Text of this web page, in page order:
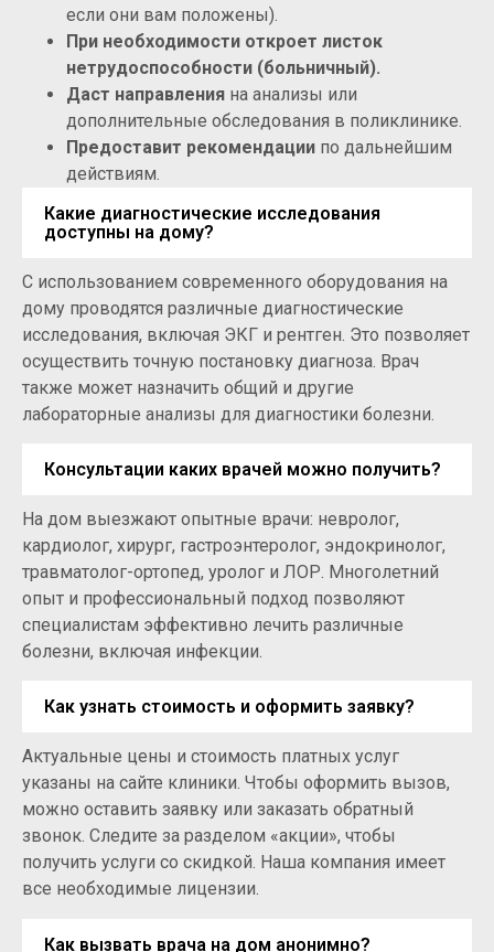
если они вам положены).
При необходимости откроет листок
нетрудоспособности (больничный).
Даст направления на анализы или
дополнительные обследования в поликлинике.
Предоставит рекомендации по дальнейшим
действиям.
Какие диагностические исследования
доступны на дому?
С использованием современного оборудования на
дому проводятся различные диагностические
исследования, включая ЭКГ и рентген. Это позволяет
осуществить точную постановку диагноза. Врач
также может назначить общий и другие
лабораторные анализы для диагностики болезни.
Консультации каких врачей можно получить?
На дом выезжают опытные врачи: невролог,
кардиолог, хирург, гастроэнтеролог, эндокринолог,
травматолог-ортопед, уролог и ЛОР. Многолетний
опыт и профессиональный подход позволяют
специалистам эффективно лечить различные
болезни, включая инфекции.
Как узнать стоимость и оформить заявку?
Актуальные цены и стоимость платных услуг
указаны на сайте клиники. Чтобы оформить вызов,
можно оставить заявку или заказать обратный
звонок. Следите за разделом «акции», чтобы
получить услуги со скидкой. Наша компания имеет
все необходимые лицензии.
Как вызвать врача на дом анонимно?